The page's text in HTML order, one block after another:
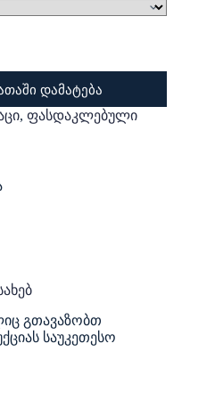
დამატება
, ფასდაკლებული
გთავაზობთ
საუკეთესო